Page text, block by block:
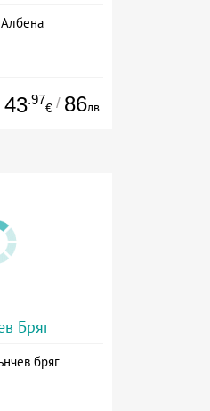
Албена
43.97
€ / 86лв.
Бряг
бряг